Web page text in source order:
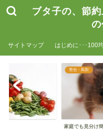
ブタ子の、節
サイトマップ はじめに･･･100
害虫・鳥獣
家庭でも見分け